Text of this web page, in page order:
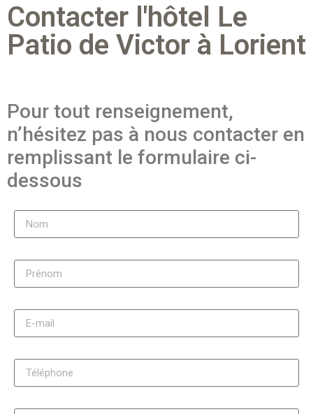
Contacter l'hôtel Le
Patio de Victor à Lorient
Pour tout renseignement,
n’hésitez pas à nous contacter en
remplissant le formulaire ci-
dessous